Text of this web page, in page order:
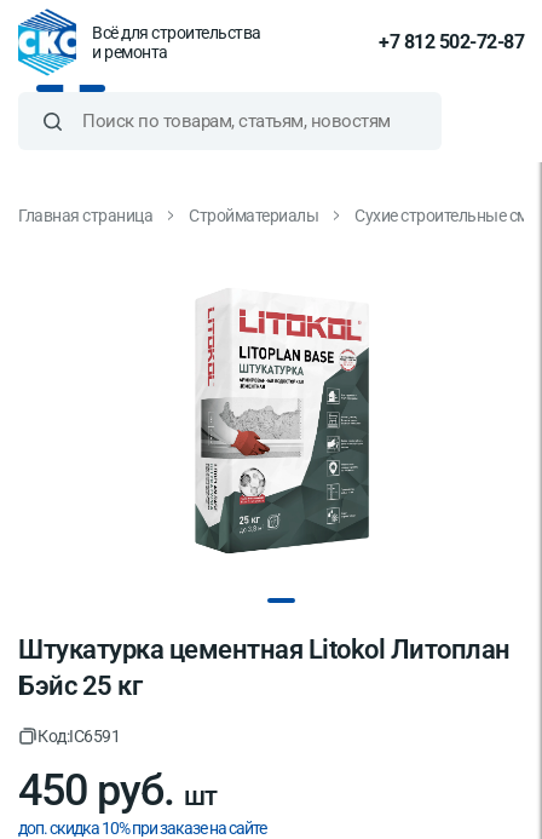
Всё для строительства
и ремонта
+7 812 502-72-87
Главная страница Стройматериалы Сухие строительные
Штукатурка цементная Litokol Литоплан
Бэйс 25 кг
Код:IC6591
450 руб. шт
доп. скидка 10% при заказе на сайте